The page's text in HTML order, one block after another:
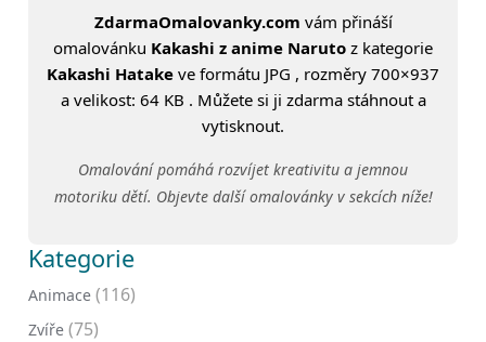
ZdarmaOmalovanky.com vám přináší
omalovánku Kakashi z anime Naruto z kategorie
Kakashi Hatake ve formátu JPG , rozměry 700×937
a velikost: 64 KB . Můžete si ji zdarma stáhnout a
vytisknout.
Omalování pomáhá rozvíjet kreativitu a jemnou
motoriku dětí. Objevte další omalovánky v sekcích níže!
Kategorie
Animace (116)
Zvíře (75)